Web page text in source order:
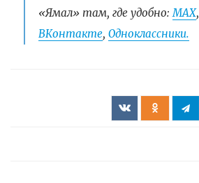
«Ямал» там, где удобно:МАХ,
ВКонтакте, Одноклассники.